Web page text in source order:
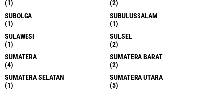
(1)
(2)
SUBOLGA
(1)
SUBULUSSALAM
(1)
SULAWESI
(1)
SULSEL
(2)
SUMATERA
(4)
SUMATERA BARAT
(2)
SUMATERA SELATAN
(1)
SUMATERA UTARA
(5)